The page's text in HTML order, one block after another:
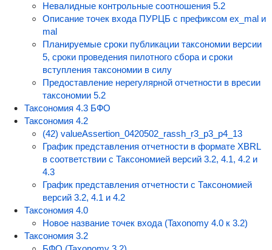
Невалидные контрольные соотношения 5.2
Описание точек входа ПУРЦБ с префиксом ex_mal и
mal
Планируемые сроки публикации таксономии версии
5, сроки проведения пилотного сбора и сроки
вступления таксономии в силу
Предоставление нерегулярной отчетности в вресии
таксономии 5.2
Таксономия 4.3 БФО
Таксономия 4.2
(42) valueAssertion_0420502_rassh_r3_p3_p4_13
График представления отчетности в формате XBRL
в соответствии с Таксономией версий 3.2, 4.1, 4.2 и
4.3
График представления отчетности с Таксономией
версий 3.2, 4.1 и 4.2
Таксономия 4.0
Новое название точек входа (Taxonomy 4.0 к 3.2)
Таксономия 3.2